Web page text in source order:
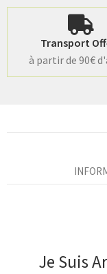
Transport
à partir de 90€
Je Suis